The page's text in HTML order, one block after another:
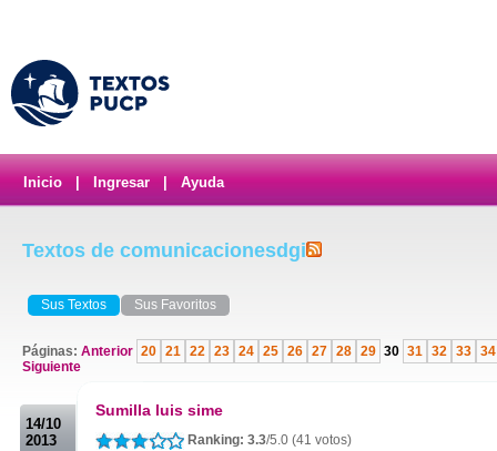
Inicio Ingresar Ayuda
Textos de comunicacionesdgi
Sus Textos Sus Favoritos
Páginas: Anterior 20 21 22 23 24 25 26 27 28 29 30 31 32 33 34
Siguiente
14/10
2013
Sumilla luis sime
Ranking: 3.3/5.0 (41 votos)